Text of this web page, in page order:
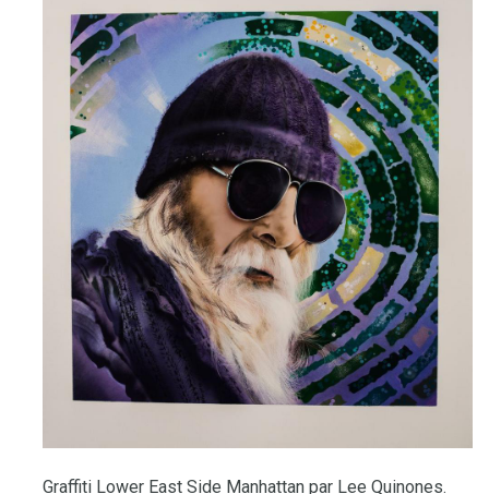
Graffiti Lower East Side Manhattan par Lee Quinones.